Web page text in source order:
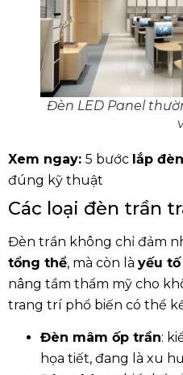
Đèn LED Panel
Xem ngay: 5 bước lắp
đúng kỹ thuật
Các loại đèn trần
Đèn trần không chỉ đảm
tổng thể, mà còn là yếu
nâng tầm thẩm mỹ cho
trang trí phổ biến có thể
Đèn mâm ốp trần:
họa tiết, đang là xu